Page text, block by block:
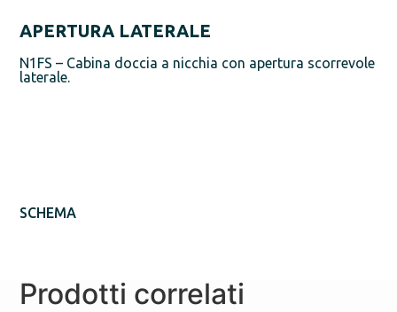
APERTURA LATERALE
N1FS – Cabina doccia a nicchia con apertura scorrevole
laterale.
SCHEMA
Prodotti correlati